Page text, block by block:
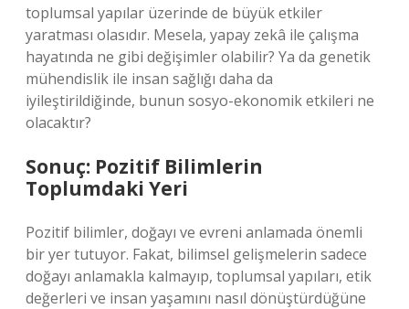
toplumsal yapılar üzerinde de büyük etkiler
yaratması olasıdır. Mesela, yapay zekâ ile çalışma
hayatında ne gibi değişimler olabilir? Ya da genetik
mühendislik ile insan sağlığı daha da
iyileştirildiğinde, bunun sosyo-ekonomik etkileri ne
olacaktır?
Sonuç: Pozitif Bilimlerin
Toplumdaki Yeri
Pozitif bilimler, doğayı ve evreni anlamada önemli
bir yer tutuyor. Fakat, bilimsel gelişmelerin sadece
doğayı anlamakla kalmayıp, toplumsal yapıları, etik
değerleri ve insan yaşamını nasıl dönüştürdüğüne